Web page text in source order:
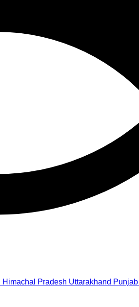
Himachal Pradesh Uttarakhand Punjab